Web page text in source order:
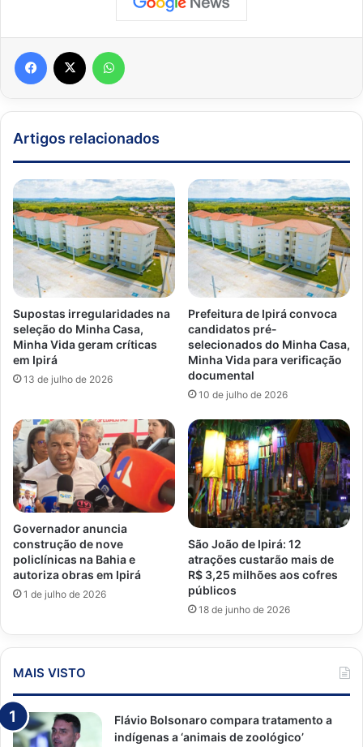
Artigos relacionados
Supostas irregularidades na
seleção do Minha Casa,
Minha Vida geram críticas
em Ipirá
13 de julho de 2026
Prefeitura de Ipirá convoca
candidatos pré-
selecionados do Minha Casa,
Minha Vida para verificação
documental
10 de julho de 2026
Governador anuncia
construção de nove
policlínicas na Bahia e
autoriza obras em Ipirá
1 de julho de 2026
São João de Ipirá: 12
atrações custarão mais de
R$ 3,25 milhões aos cofres
públicos
18 de junho de 2026
MAIS VISTO
Flávio Bolsonaro compara tratamento a
indígenas a ‘animais de zoológico’